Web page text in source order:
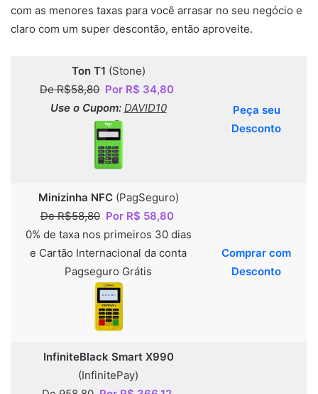
com as menores taxas para você arrasar no seu negócio e
claro com um super descontão, então aproveite.
Ton T1 (Stone)
De R$58,80 Por R$ 34,80
Use o Cupom: DAVID10
Peça seu
Desconto
Minizinha NFC(PagSeguro)
De R$58,80 Por R$ 58,80
0% de taxa nos primeiros 30 dias
e Cartão Internacional da conta
Pagseguro Grátis
Comprar com
Desconto
InfiniteBlack Smart X990
(InfinitePay)